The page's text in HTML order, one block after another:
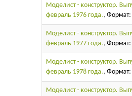
Моделист - конструктор.
февраль 1976 года., Формат:
Моделист - конструктор.
февраль 1977 года., Формат:
Моделист - конструктор.
февраль 1978 года., Формат:
Моделист - конструктор.